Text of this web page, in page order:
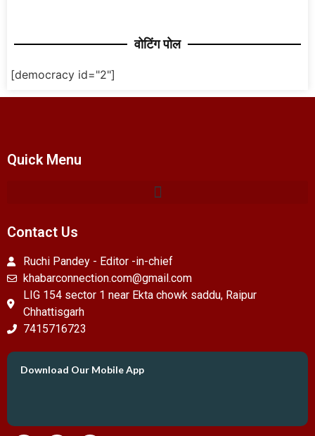
वोटिंग पोल
[democracy id="2"]
Quick Menu
Contact Us
Ruchi Pandey - Editor -in-chief
khabarconnection.com@gmail.com
LIG 154 sector 1 near Ekta chowk saddu, Raipur
Chhattisgarh
7415716723
Download Our Mobile App